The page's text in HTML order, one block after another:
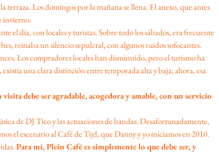
Los domingos por la mañana se llena. El anexo, que antes
invierno.
día, con locales y turistas. Sobre todo los sábados, era frecuente
reinaba un silencio sepulcral, con algunos ruidos sofocantes.
Los compradores locales han disminuido, pero el turismo ha
una clara distinción entre temporada alta y baja; ahora, esa
visita debe ser agradable, acogedora y amable, con un servicio
de DJ Tico y las actuaciones de bandas. Desafortunadamente,
el escenario al Café de Tijd, que Danny y yo iniciamos en 2010.
Para mí, Plein Café es simplemente lo que debe ser, y